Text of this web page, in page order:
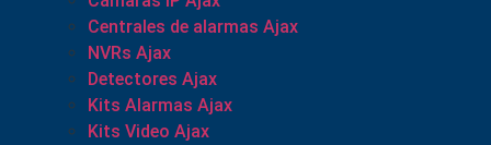
Centrales de alarmas Ajax
NVRs Ajax
Detectores Ajax
Kits Alarmas Ajax
Kits Video Ajax